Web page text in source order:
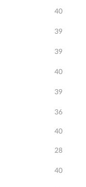
40
39
39
40
39
36
40
28
40